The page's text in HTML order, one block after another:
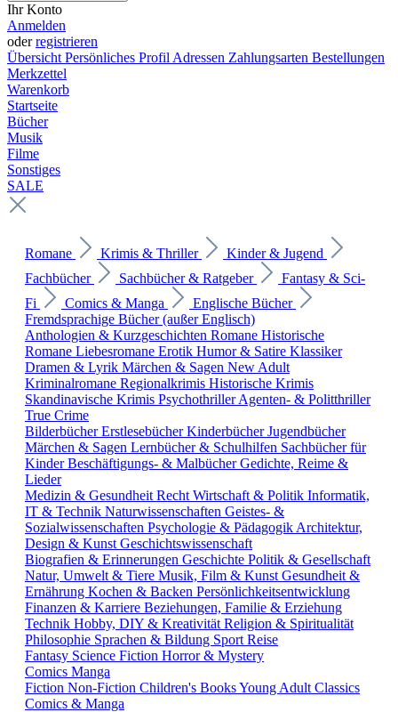
Ihr Konto
Anmelden
oderregistrieren
Übersicht Persönliches Profil Adressen Zahlungsarten Bestellungen
Merkzettel
Warenkorb
Startseite
Bücher
Musik
Filme
Sonstiges
SALE
Romane Krimis & Thriller
Kinder & Jugend
Fachbücher
Sachbücher & Ratgeber
Fantasy & Sci-
Fi
Comics & Manga
Englische Bücher
Fremdsprachige Bücher (außer Englisch)
Anthologien & Kurzgeschichten Romane Historische
Romane Liebesromane Erotik Humor & Satire Klassiker
Dramen & Lyrik Märchen & Sagen New Adult
Kriminalromane Regionalkrimis Historische Krimis
Skandinavische Krimis PsychothrillerAgenten- & Politthriller
True Crime
BilderbücherErstlesebücherKinderbücherJugendbücher
Märchen & Sagen Lernbücher & Schulhilfen Sachbücher für
KinderBeschäftigungs- & MalbücherGedichte, Reime &
Lieder
Medizin & Gesundheit Recht Wirtschaft & Politik Informatik,
IT & Technik Naturwissenschaften Geistes- &
Sozialwissenschaften Psychologie & Pädagogik Architektur,
Design & Kunst Geschichtswissenschaft
Biografien & Erinnerungen Geschichte Politik & Gesellschaft
Natur, Umwelt & Tiere Musik, Film & Kunst Gesundheit &
Ernährung Kochen & Backen Persönlichkeitsentwicklung
Finanzen & Karriere Beziehungen, Familie & Erziehung
Technik Hobby, DIY & Kreativität Religion & Spiritualität
Philosophie Sprachen & Bildung Sport Reise
Fantasy Science Fiction Horror & Mystery
Comics Manga
Fiction Non-Fiction Children's BooksYoung Adult Classics
Comics & Manga